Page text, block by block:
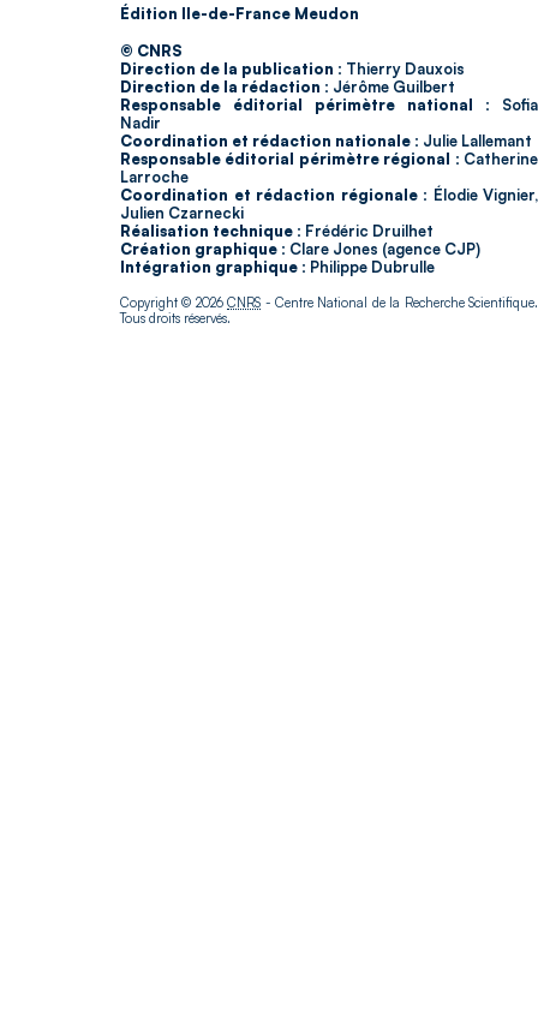
Édition Ile-de-France Meudon
© CNRS
Direction de la publication : Thierry Dauxois
Direction de la rédaction : Jérôme Guilbert
Responsable éditorial périmètre national : Sofia
Nadir
Coordination et rédaction nationale : Julie Lallemant
Responsable éditorial périmètre régional : Catherine
Larroche
Coordination et rédaction régionale : Élodie Vignier,
Julien Czarnecki
Réalisation technique : Frédéric Druilhet
Création graphique : Clare Jones (agence CJP)
Intégration graphique : Philippe Dubrulle
Copyright © 2026CNRS - Centre National de la Recherche Scientifique.
Tous droits réservés.